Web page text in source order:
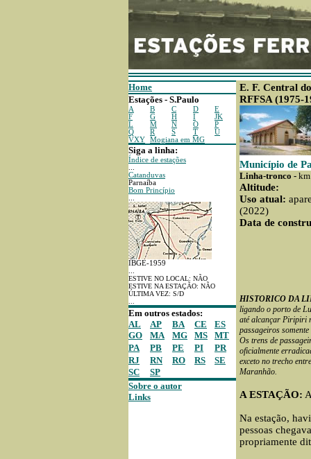
Home
Estações - S.Paulo
A B C D
E
F
G H I
JK
L
M N O
P
Q
R S T
U
VXY
Mogiana em MG
Siga a linha:
Índice de estações
Catanduvas
Parnaíba
Bom Princípio
IBGE-1959
ESTIVE NO LOCAL: NÃO
ESTIVE NA ESTAÇÃO: NÃO
ÚLTIMA VEZ: S/D
Em outros estados:
AL
AP BA CE
ES
GO
MA MG MS
MT
PA
PB PE PI
PR
RJ
RN RO RS
SE
SC
SP
Sobre o autor
Links
E. F. Central
RFFSA (1975-
Município de
Linha-tronco -
Altitude:
Uso atual:
(2022)
Data de
HISTORICO DA
ligando o porto de
até alcançar Piripiri
passageiros
Os trens de
oficialmente
exceto no trecho
Maranhão.
A ESTAÇÃO:
Na estação,
pessoas
propriamente